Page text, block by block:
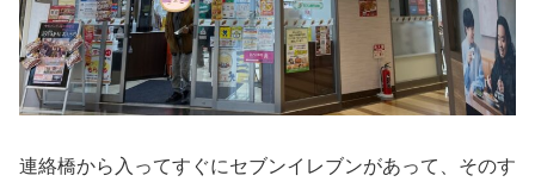
連絡橋から入ってすぐにセブンイレブンがあって、そのす